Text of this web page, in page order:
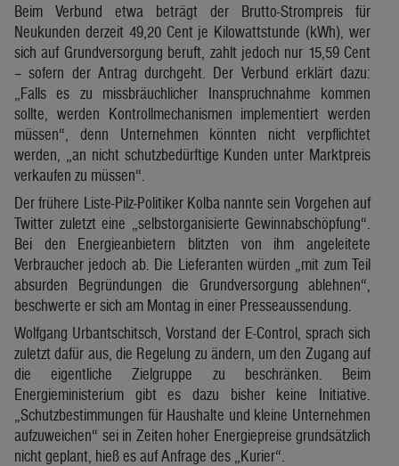
Beim Verbund etwa beträgt der Brutto-Strompreis für
Neukunden derzeit 49,20 Cent je Kilowattstunde (kWh), wer
sich auf Grundversorgung beruft, zahlt jedoch nur 15,59 Cent
– sofern der Antrag durchgeht. Der Verbund erklärt dazu:
„Falls es zu missbräuchlicher Inanspruchnahme kommen
sollte, werden Kontrollmechanismen implementiert werden
müssen“, denn Unternehmen könnten nicht verpflichtet
werden, „an nicht schutzbedürftige Kunden unter Marktpreis
verkaufen zu müssen“.
Der frühere Liste-Pilz-Politiker Kolba nannte sein Vorgehen auf
Twitter zuletzt eine „selbstorganisierte Gewinnabschöpfung“.
Bei den Energieanbietern blitzten von ihm angeleitete
Verbraucher jedoch ab. Die Lieferanten würden „mit zum Teil
absurden Begründungen die Grundversorgung ablehnen“,
beschwerte er sich am Montag in einer Presseaussendung.
Wolfgang Urbantschitsch, Vorstand der E-Control, sprach sich
zuletzt dafür aus, die Regelung zu ändern, um den Zugang auf
die eigentliche Zielgruppe zu beschränken. Beim
Energieministerium gibt es dazu bisher keine Initiative.
„Schutzbestimmungen für Haushalte und kleine Unternehmen
aufzuweichen“ sei in Zeiten hoher Energiepreise grundsätzlich
nicht geplant, hieß es auf Anfrage des „Kurier“.